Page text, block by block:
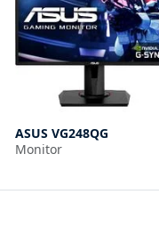
ASUS VG248QG
Monitor